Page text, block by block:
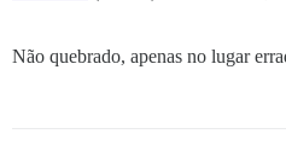
Não quebrado, apenas no lugar